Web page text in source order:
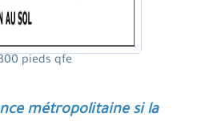
pieds qfe
métropolitaine si la